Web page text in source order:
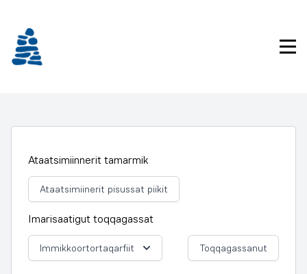
Ataatsimiinnerit tamarmik
Ataatsimiinerit pisussat piikit
Imarisaatigut toqqagassat
Immikkoortortaqarfiit Toqqagassanut